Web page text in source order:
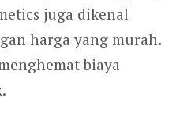
juga dikenal
harga yang murah.
biaya